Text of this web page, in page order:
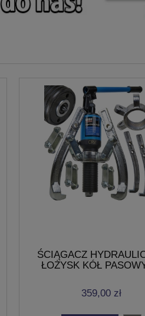
ŚCIĄGACZ
ŁOŻYSK KÓŁ
359,00 zł